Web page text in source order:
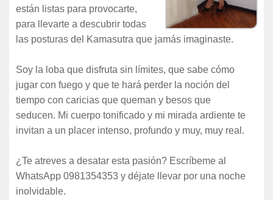
están listas para provocarte,
para llevarte a descubrir todas
las posturas del Kamasutra que jamás imaginaste.
Soy la loba que disfruta sin límites, que sabe cómo
jugar con fuego y que te hará perder la noción del
tiempo con caricias que queman y besos que
seducen. Mi cuerpo tonificado y mi mirada ardiente te
invitan a un placer intenso, profundo y muy, muy real.
¿Te atreves a desatar esta pasión? Escríbeme al
WhatsApp 0981354353 y déjate llevar por una noche
inolvidable.